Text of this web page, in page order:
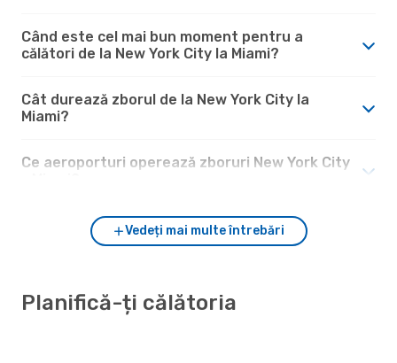
Când este cel mai bun moment pentru a
călători de la New York City la Miami?
Cât durează zborul de la New York City la
Miami?
Ce aeroporturi operează zboruri New York City
Vedeți mai multe întrebări
Planifică-ți călătoria